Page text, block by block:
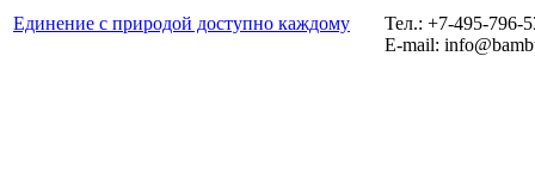
Единение с природой доступно каждому
Тел.: +7-495-796-
E-mail: